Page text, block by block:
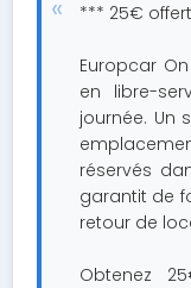
*** 25€
Europcar
en libre-
journée. Un
réservés
garantit de
retour de
Obtenez